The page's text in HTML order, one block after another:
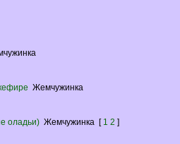
Жемчужинка
оладьи) Жемчужинка [ 1 2 ]